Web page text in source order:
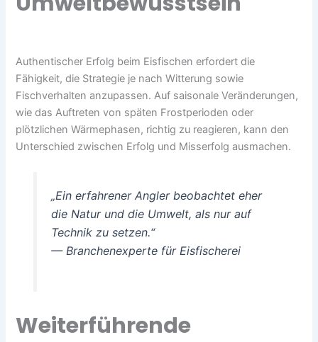
Authentischer Erfolg beim Eisfischen erfordert die
Fähigkeit, die Strategie je nach Witterung sowie
Fischverhalten anzupassen. Auf saisonale Veränderungen,
wie das Auftreten von späten Frostperioden oder
plötzlichen Wärmephasen, richtig zu reagieren, kann den
Unterschied zwischen Erfolg und Misserfolg ausmachen.
„Ein erfahrener Angler beobachtet eher
die Natur und die Umwelt, als nur auf
Technik zu setzen.“
— Branchenexperte für Eisfischerei
Weiterführende